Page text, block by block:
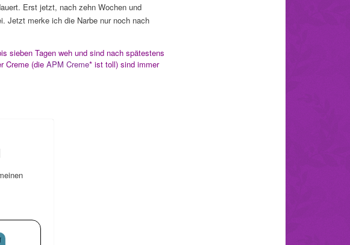
Erst jetzt, nach zehn Wochen und
Jetzt merke ich die Narbe nur noch nach
sieben Tagen weh und sind nach spätestens
Creme (die APM Creme* ist toll) sind immer